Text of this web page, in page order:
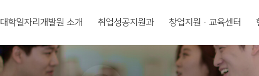
대학일자리개발원 소개 취업성공지원과 창업지원·교육센터